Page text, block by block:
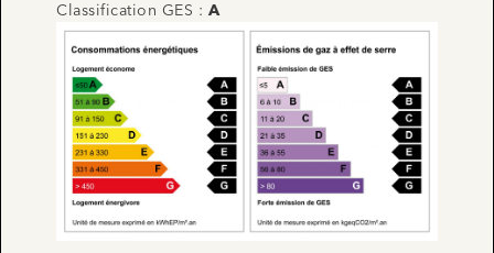
Classification GES : A